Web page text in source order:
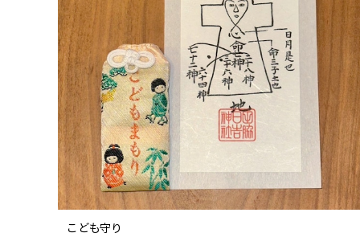
こども守り